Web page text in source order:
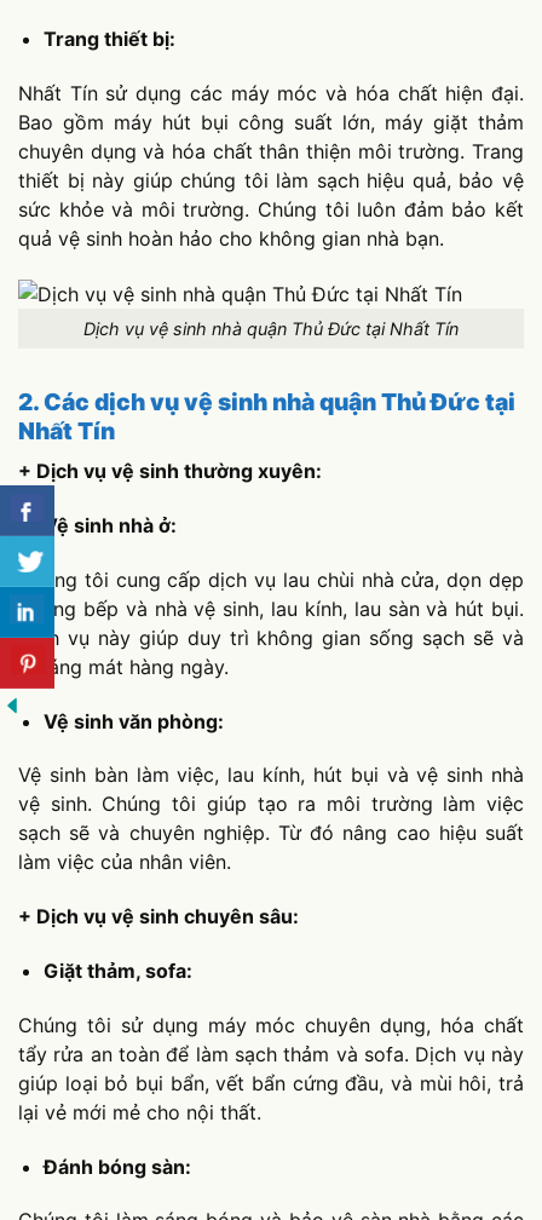
Trang thiết bị:
Nhất Tín sử dụng các máy móc và hóa chất hiện đại.
Bao gồm máy hút bụi công suất lớn, máy giặt thảm
chuyên dụng và hóa chất thân thiện môi trường. Trang
thiết bị này giúp chúng tôi làm sạch hiệu quả, bảo vệ
sức khỏe và môi trường. Chúng tôi luôn đảm bảo kết
quả vệ sinh hoàn hảo cho không gian nhà bạn.
Dịch vụ vệ sinh nhà quận Thủ Đức tại Nhất Tín
2. Các dịch vụ vệ sinh nhà quận Thủ Đức tại
Nhất Tín
+ Dịch vụ vệ sinh thường xuyên:
Vệ sinh nhà ở:
Chúng tôi cung cấp dịch vụ lau chùi nhà cửa, dọn dẹp
phòng bếp và nhà vệ sinh, lau kính, lau sàn và hút bụi.
Dịch vụ này giúp duy trì không gian sống sạch sẽ và
thoáng mát hàng ngày.
Vệ sinh văn phòng:
Vệ sinh bàn làm việc, lau kính, hút bụi và vệ sinh nhà
vệ sinh. Chúng tôi giúp tạo ra môi trường làm việc
sạch sẽ và chuyên nghiệp. Từ đó nâng cao hiệu suất
làm việc của nhân viên.
+ Dịch vụ vệ sinh chuyên sâu:
Giặt thảm, sofa:
Chúng tôi sử dụng máy móc chuyên dụng, hóa chất
tẩy rửa an toàn để làm sạch thảm và sofa. Dịch vụ này
giúp loại bỏ bụi bẩn, vết bẩn cứng đầu, và mùi hôi, trả
lại vẻ mới mẻ cho nội thất.
Đánh bóng sàn: